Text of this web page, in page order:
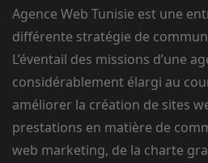
Agence Web Tunisie est une
différente stratégie de
L’éventail des missions d’une
considérablement élargi au
améliorer la création de sites
prestations en matière de
web marketing, de la charte